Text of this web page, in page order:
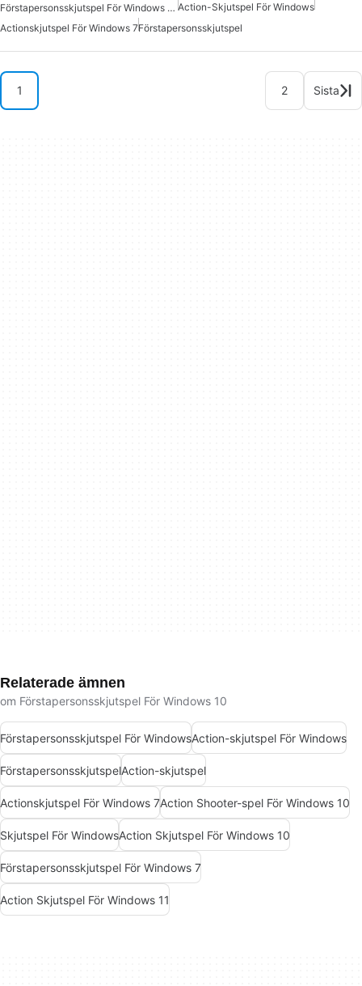
Förstapersonsskjutspel För Windows 10 Action-Skjutspel För Windows
Actionskjutspel För Windows 7Förstapersonsskjutspel
1 2 Sista
Relaterade ämnen
om Förstapersonsskjutspel För Windows 10
Förstapersonsskjutspel För WindowsAction-skjutspel För Windows
FörstapersonsskjutspelAction-skjutspel
Actionskjutspel För Windows 7Action Shooter-spel För Windows 10
Skjutspel För WindowsAction Skjutspel För Windows 10
Förstapersonsskjutspel För Windows 7
Action Skjutspel För Windows 11